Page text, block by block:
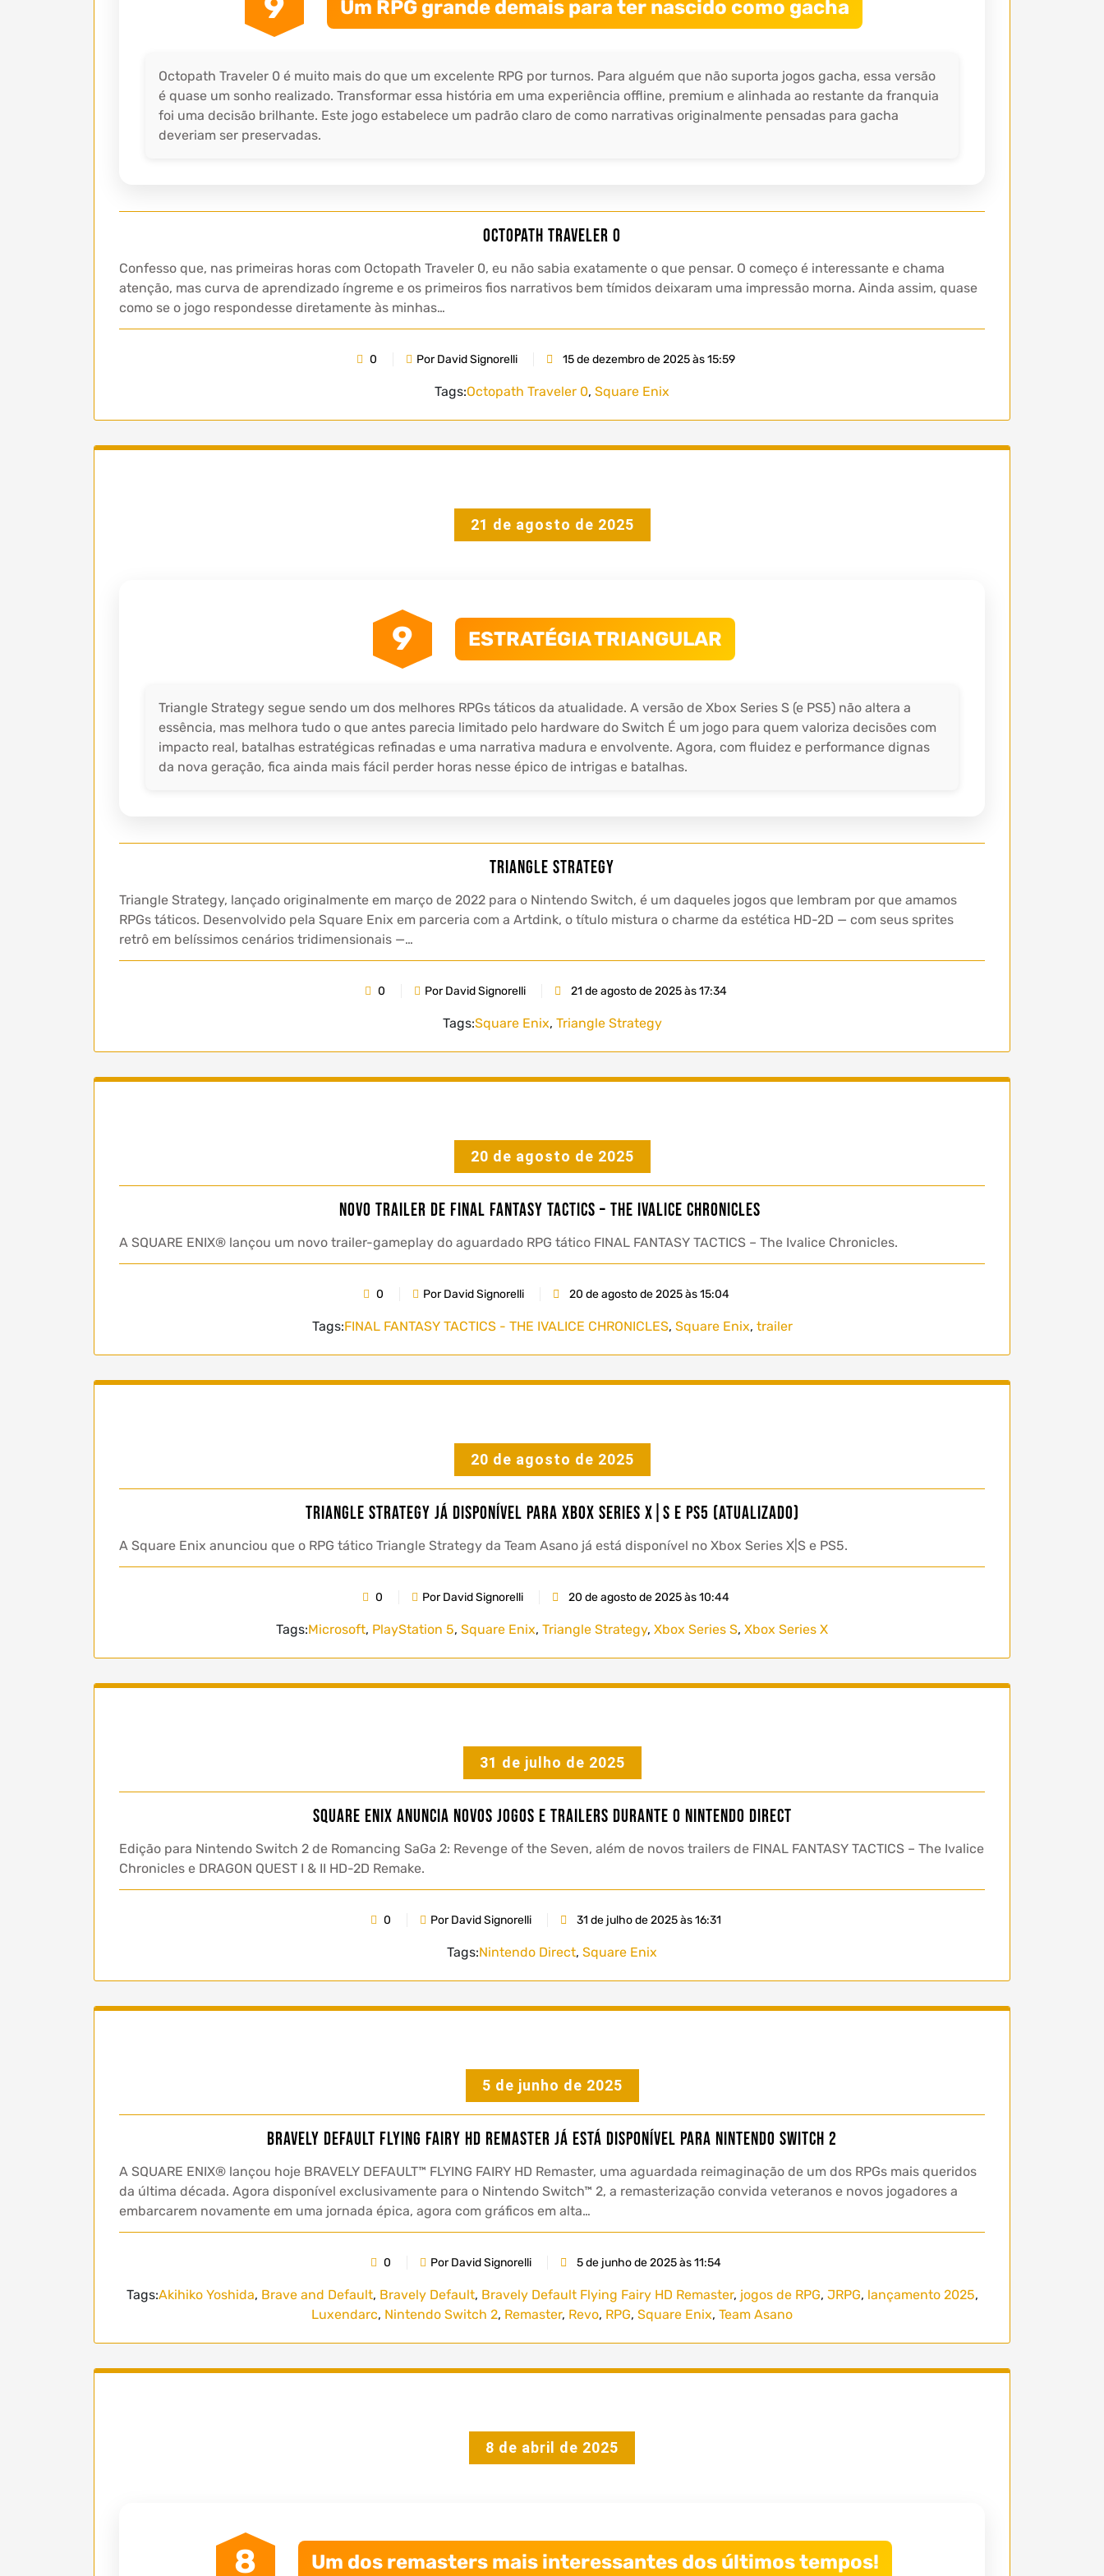
Um RPG grande demais para ter nascido como gacha
Octopath Traveler 0 é muito mais do que um excelente RPG por turnos. Para alguém que não suporta jogos gacha, essa versão
é quase um sonho realizado. Transformar essa história em uma experiência offline, premium e alinhada ao restante da franquia
foi uma decisão brilhante. Este jogo estabelece um padrão claro de como narrativas originalmente pensadas para gacha
deveriam ser preservadas.
Octopath Traveler 0
Confesso que, nas primeiras horas com Octopath Traveler 0, eu não sabia exatamente o que pensar. O começo é interessante e chama
atenção, mas curva de aprendizado íngreme e os primeiros fios narrativos bem tímidos deixaram uma impressão morna. Ainda assim, quase
como se o jogo respondesse diretamente às minhas…
0 Por David Signorelli 15 de dezembro de 2025 às 15:59
Tags:Octopath Traveler 0, Square Enix
21 de agosto de 2025
9 ESTRATÉGIA TRIANGULAR
Triangle Strategy segue sendo um dos melhores RPGs táticos da atualidade. A versão de Xbox Series S (e PS5) não altera a
essência, mas melhora tudo o que antes parecia limitado pelo hardware do Switch É um jogo para quem valoriza decisões com
impacto real, batalhas estratégicas refinadas e uma narrativa madura e envolvente. Agora, com fluidez e performance dignas
da nova geração, fica ainda mais fácil perder horas nesse épico de intrigas e batalhas.
Triangle Strategy
Triangle Strategy, lançado originalmente em março de 2022 para o Nintendo Switch, é um daqueles jogos que lembram por que amamos
RPGs táticos. Desenvolvido pela Square Enix em parceria com a Artdink, o título mistura o charme da estética HD-2D — com seus sprites
retrô em belíssimos cenários tridimensionais —…
0 Por David Signorelli 21 de agosto de 2025 às 17:34
Tags:Square Enix, Triangle Strategy
20 de agosto de 2025
Novo trailer de FINAL FANTASY TACTICS – THE IVALICE CHRONICLES
A SQUARE ENIX® lançou um novo trailer-gameplay do aguardado RPG tático FINAL FANTASY TACTICS – The Ivalice Chronicles.
0 Por David Signorelli 20 de agosto de 2025 às 15:04
Tags:FINAL FANTASY TACTICS - THE IVALICE CHRONICLES, Square Enix, trailer
20 de agosto de 2025
Triangle Strategy já disponível para Xbox Series X|S e PS5 (atualizado)
A Square Enix anunciou que o RPG tático Triangle Strategy da Team Asano já está disponível no Xbox Series X|S e PS5.
0 Por David Signorelli 20 de agosto de 2025 às 10:44
Tags:Microsoft, PlayStation 5, Square Enix, Triangle Strategy, Xbox Series S, Xbox Series X
31 de julho de 2025
Square Enix anuncia novos jogos e trailers durante o Nintendo Direct
Edição para Nintendo Switch 2 de Romancing SaGa 2: Revenge of the Seven, além de novos trailers de FINAL FANTASY TACTICS – The Ivalice
Chronicles e DRAGON QUEST I & II HD-2D Remake.
0 Por David Signorelli 31 de julho de 2025 às 16:31
Tags:Nintendo Direct, Square Enix
5 de junho de 2025
BRAVELY DEFAULT FLYING FAIRY HD REMASTER JÁ ESTÁ DISPONÍVEL PARA NINTENDO SWITCH 2
A SQUARE ENIX® lançou hoje BRAVELY DEFAULT™ FLYING FAIRY HD Remaster, uma aguardada reimaginação de um dos RPGs mais queridos
da última década. Agora disponível exclusivamente para o Nintendo Switch™ 2, a remasterização convida veteranos e novos jogadores a
embarcarem novamente em uma jornada épica, agora com gráficos em alta…
0 Por David Signorelli 5 de junho de 2025 às 11:54
Tags:Akihiko Yoshida, Brave and Default, Bravely Default, Bravely Default Flying Fairy HD Remaster, jogos de RPG, JRPG, lançamento 2025,
Luxendarc, Nintendo Switch 2, Remaster, Revo, RPG, Square Enix, Team Asano
8 de abril de 2025
8 Um dos remasters mais interessantes dos últimos tempos!